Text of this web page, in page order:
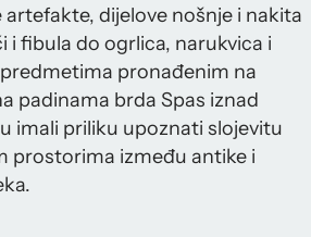
dijelove nošnje i nakita
i fibula do ogrlica, narukvica i
pronađenim na
padinama brda Spas iznad
imali priliku upoznati slojevitu
prostorima između antike i